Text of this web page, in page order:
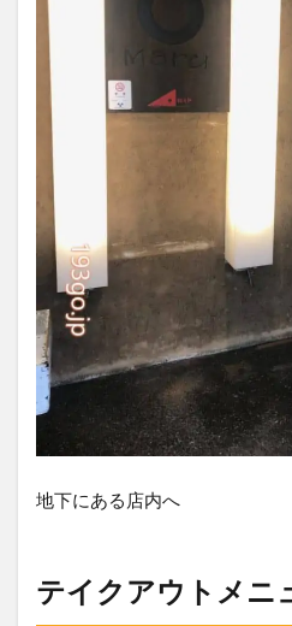
地下にある店内へ
テイクアウトメニ